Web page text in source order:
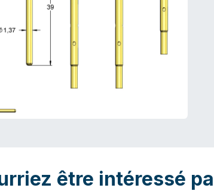
être intéressé